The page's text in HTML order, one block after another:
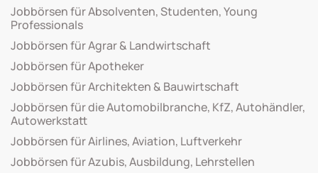
Jobbörsen für Absolventen, Studenten, Young
Professionals
Jobbörsen für Agrar & Landwirtschaft
Jobbörsen für Apotheker
Jobbörsen für Architekten & Bauwirtschaft
Jobbörsen für die Automobilbranche, KfZ, Autohändler,
Autowerkstatt
Jobbörsen für Airlines, Aviation, Luftverkehr
Jobbörsen für Azubis, Ausbildung, Lehrstellen